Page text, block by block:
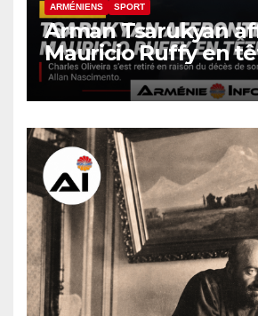
ARMÉNIENS SPORT
Arman Tsarukyan
Mauricio Ruffy en
d’affiche de l’UFC